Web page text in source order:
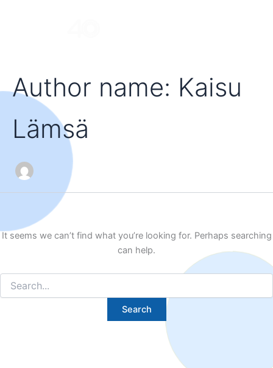
Author name: Kaisu
Lämsä
It seems we can’t find what you’re looking for. Perhaps searching
can help.
Search
for: